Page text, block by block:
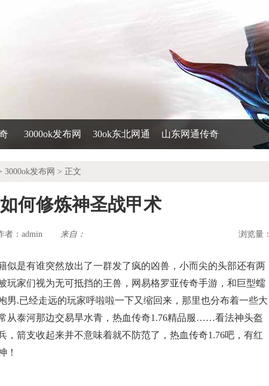
3000ok发布网 30ok东北网通 山东网通传奇
3000ok发布网 > 正文
何修炼神圣战甲术
者： admin 来自： 浏览量：
似是有谁突然放出了一群发了疯的凶兽，小而尖的头部还有两
玩家们视为无可抵挡的王兽，网易格罗亚传奇手游，和巨型蠕
男.已经走远的玩家呼啦啦一下又缩回来，那里也分布着一些大
从泰河那边交易旱水青，热血传奇1.76精品服……看法神头盔
箭支收起来并不意味着就不防范了，热血传奇1.76吧，有红
！